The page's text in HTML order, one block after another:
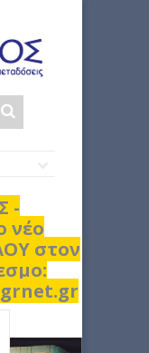
Φόρμα
-
νέο
στον